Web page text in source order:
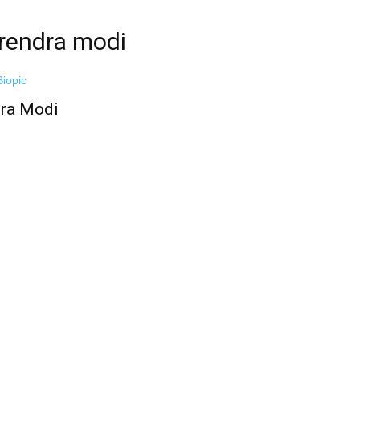
modi
Modi